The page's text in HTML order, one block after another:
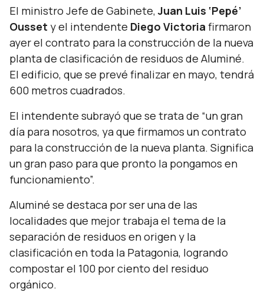
El ministro Jefe de Gabinete,Juan Luis ‘Pepé’
Ousset y el intendente Diego Victoria firmaron
ayer el contrato para la construcción de la nueva
planta de clasificación de residuos de Aluminé.
El edificio, que se prevé finalizar en mayo, tendrá
600 metros cuadrados.
El intendente subrayó que se trata de “un gran
día para nosotros, ya que firmamos un contrato
para la construcción de la nueva planta. Significa
un gran paso para que pronto la pongamos en
funcionamiento”.
Aluminé se destaca por ser una de las
localidades que mejor trabaja el tema de la
separación de residuos en origen y la
clasificación en toda la Patagonia, logrando
compostar el 100 por ciento del residuo
orgánico.